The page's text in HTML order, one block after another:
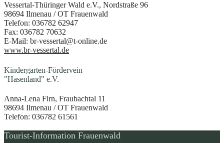
Vessertal-Thüringer Wald e.V., Nordstraße 96
98694 Ilmenau / OT Frauenwald
Telefon: 036782 62947
Fax: 036782 70632
E-Mail: br-vessertal@t-online.de
www.br-vessertal.de
Kindergarten-Fördervein
"Hasenland" e.V.
Anna-Lena Firn, Fraubachtal 11
98694 Ilmenau / OT Frauenwald
Telefon: 036782 61561
Tourist-Information Frauenwald